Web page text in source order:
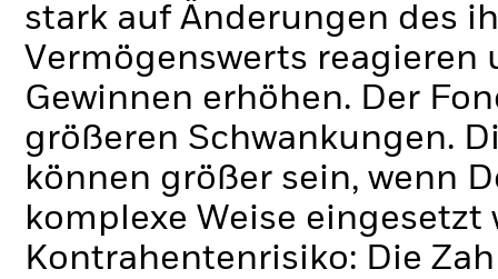
stark auf Änderungen des
Vermögenswerts reagieren
Gewinnen erhöhen. Der
größeren Schwankungen.
können größer sein, wenn
komplexe Weise eingesetzt
Kontrahentenrisiko: Die